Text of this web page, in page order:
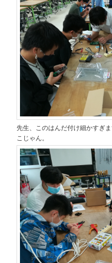
先生、このはんだ付け細かすぎ
こじゃん。